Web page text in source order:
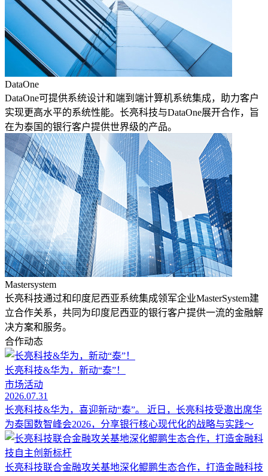
DataOne
DataOne可提供系统设计和端到端计算机系统集成，助力客户
实现更高水平的系统性能。长亮科技与DataOne展开合作，旨
在为泰国的银行客户提供世界级的产品。
Mastersystem
长亮科技通过和印度尼西亚系统集成领军企业MasterSystem建
立合作关系，共同为印度尼西亚的银行客户提供一流的金融解
决方案和服务。
合作动态
长亮科技&华为，新动“泰”！
市场活动
2026.07.31
长亮科技&华为，喜迎新动“泰”。 近日，长亮科技受邀出席华
为泰国数智峰会2026，分享银行核心现代化的战略与实践～
长亮科技联合金融攻关基地深化鲲鹏生态合作，打造金融科技